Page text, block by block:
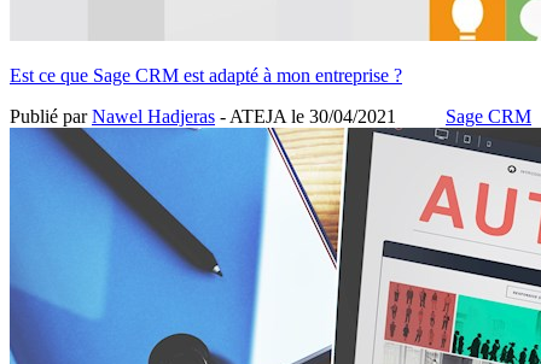
Est ce que Sage CRM est adapté à mon entreprise ?
Sage CRM
Publié parNawel Hadjeras - ATEJA le 30/04/2021